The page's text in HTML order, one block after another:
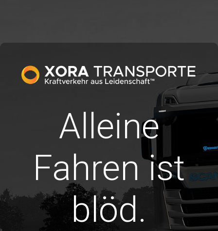
Alleine
Fahren ist
blöd.